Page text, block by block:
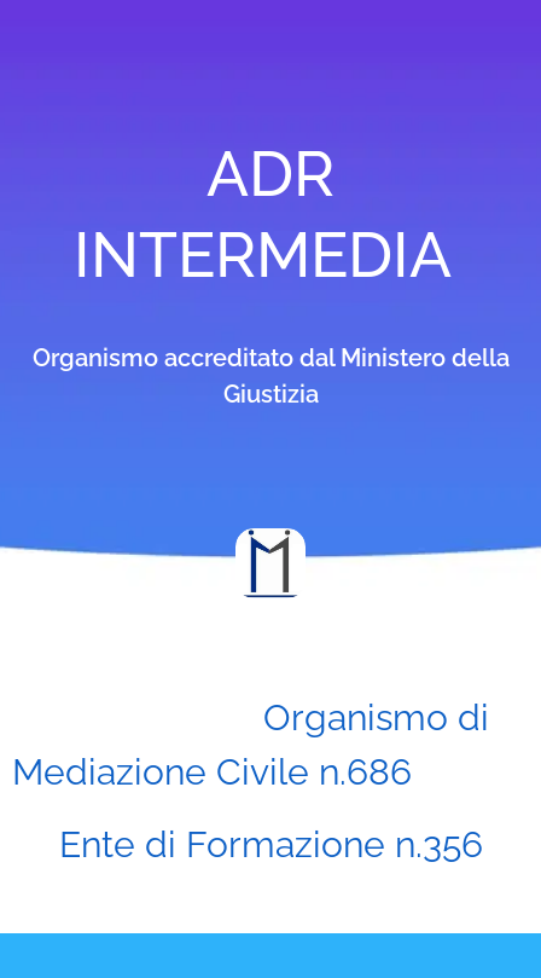
ADR
INTERMEDIA
Organismo accreditato dal Ministero della
Giustizia
Organismo di
Mediazione Civile n.686
Ente di Formazione n.356